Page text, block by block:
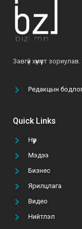
нь
Завгүй хүмүүст зориулав.
Редакцын
Quick Links
Нүүр
Мэдээ
Бизнес
Ярилцлага
Видео
Нийтлэл